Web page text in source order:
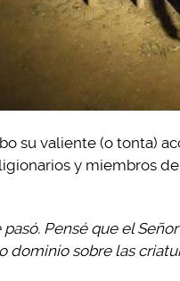
su valiente (o tonta)
y miembros de
pasó. Pensé que el
dominio sobre las